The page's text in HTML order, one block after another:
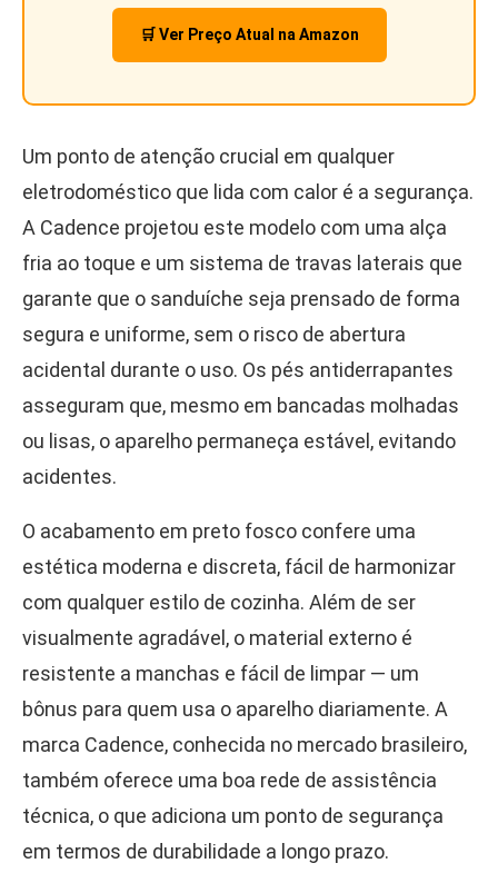
🛒 Ver Preço Atual na Amazon
Um ponto de atenção crucial em qualquer
eletrodoméstico que lida com calor é a segurança.
A Cadence projetou este modelo com uma alça
fria ao toque e um sistema de travas laterais que
garante que o sanduíche seja prensado de forma
segura e uniforme, sem o risco de abertura
acidental durante o uso. Os pés antiderrapantes
asseguram que, mesmo em bancadas molhadas
ou lisas, o aparelho permaneça estável, evitando
acidentes.
O acabamento em preto fosco confere uma
estética moderna e discreta, fácil de harmonizar
com qualquer estilo de cozinha. Além de ser
visualmente agradável, o material externo é
resistente a manchas e fácil de limpar — um
bônus para quem usa o aparelho diariamente. A
marca Cadence, conhecida no mercado brasileiro,
também oferece uma boa rede de assistência
técnica, o que adiciona um ponto de segurança
em termos de durabilidade a longo prazo.